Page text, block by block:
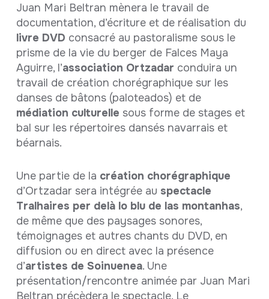
Juan Mari Beltran mènera le travail de
documentation, d’écriture et de réalisation du
livre DVD consacré au pastoralisme sous le
prisme de la vie du berger de Falces Maya
Aguirre, l’association Ortzadar conduira un
travail de création chorégraphique sur les
danses de bâtons (paloteados) et de
médiation culturelle sous forme de stages et
bal sur les répertoires dansés navarrais et
béarnais.
Une partie de la création chorégraphique
d’Ortzadar sera intégrée au spectacle
Tralhaires per delà lo blu de las montanhas,
de même que des paysages sonores,
témoignages et autres chants du DVD, en
diffusion ou en direct avec la présence
d’artistes de Soinuenea. Une
présentation/rencontre animée par Juan Mari
Beltran précèdera le spectacle. Le